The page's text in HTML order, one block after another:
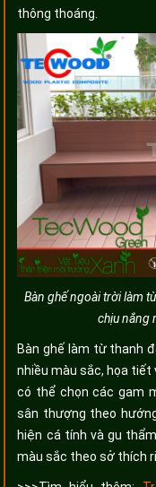
thông thoáng.
Bàn ghế ngoài trời làm
chịu nắng
Bàn ghế làm từ thanh
nhiều màu sắc, họa
có thể chọn các gam
sân thượng theo
hiện cá tính và gu
màu sắc theo sở thích